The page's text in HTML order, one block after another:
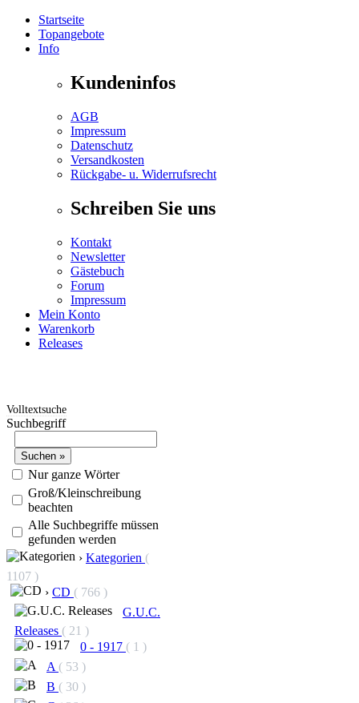
Startseite
Topangebote
Info
Kundeninfos
AGB
Impressum
Datenschutz
Versandkosten
Rückgabe- u. Widerrufsrecht
Schreiben Sie uns
Kontakt
Newsletter
Gästebuch
Forum
Impressum
Mein Konto
Warenkorb
Releases
Volltextsuche
Suchbegriff
Nur ganze Wörter
Groß/Kleinschreibung
beachten
Alle Suchbegriffe müssen
gefunden werden
› Kategorien (
1107 )
› CD ( 766 )
G.U.C.
Releases ( 21 )
0 - 1917 ( 1 )
A ( 53 )
B ( 30 )